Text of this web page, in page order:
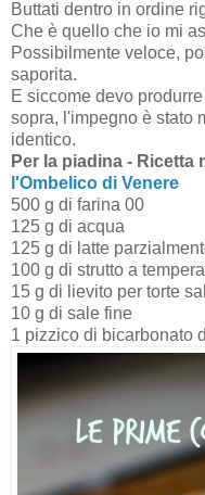
Buttati dentro in ordine
Che è quello che io mi
Possibilmente veloce,
saporita.
E siccome devo
sopra, l'impegno è stato
identico.
Per la piadina - Ricetta
l'Ombelico di Venere
500 g di farina 00
125 g di acqua
125 g di latte
100 g di strutto a
15 g di lievito per torte
10 g di sale fine
1 pizzico di bicarbonato